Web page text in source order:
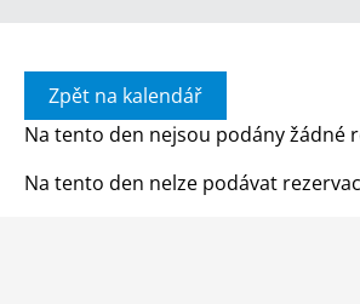
Zpět na kalendář
Na tento den nejsou podány žádné
Na tento den nelze podávat